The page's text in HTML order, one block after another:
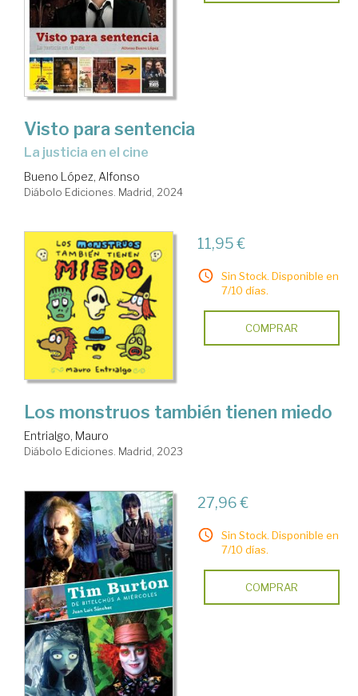
Visto para sentencia
La justicia en el cine
Bueno López, Alfonso
Diábolo Ediciones. Madrid, 2024
11,95 €
Sin Stock. Disponible en
7/10 días.
COMPRAR
Los monstruos también tienen miedo
Entrialgo, Mauro
Diábolo Ediciones. Madrid, 2023
27,96 €
Sin Stock. Disponible en
7/10 días.
COMPRAR